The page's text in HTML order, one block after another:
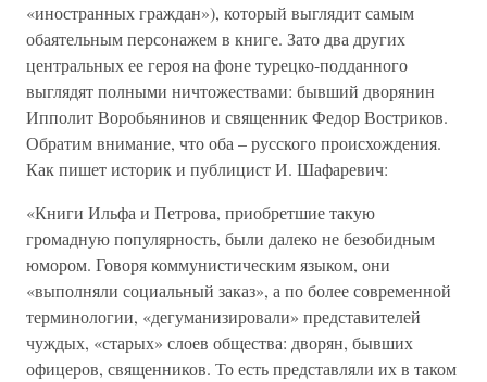
«иностранных граждан»), который выглядит самым
обаятельным персонажем в книге. Зато два других
центральных ее героя на фоне турецко-подданного
выглядят полными ничтожествами: бывший дворянин
Ипполит Воробьянинов и священник Федор Востриков.
Обратим внимание, что оба – русского происхождения.
Как пишет историк и публицист И. Шафаревич:
«Книги Ильфа и Петрова, приобретшие такую
громадную популярность, были далеко не безобидным
юмором. Говоря коммунистическим языком, они
«выполняли социальный заказ», а по более современной
терминологии, «дегуманизировали» представителей
чуждых, «старых» слоев общества: дворян, бывших
офицеров, священников. То есть представляли их в таком